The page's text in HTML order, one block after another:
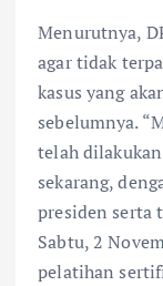
Menurutnya,
agar tidak
kasus yang
sebelumnya.
telah
sekarang,
presiden serta
Sabtu, 2
pelatihan